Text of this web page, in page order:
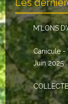
L'Echo de
Tarifs et
Galeries
INDISPENSABLES
Nouveaux
Les
M'LONS
Canicule -
Juin 2025